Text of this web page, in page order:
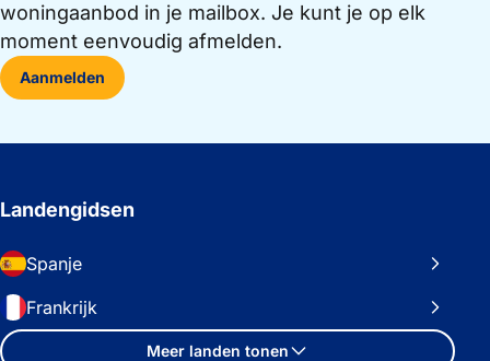
woningaanbod in je mailbox. Je kunt je op elk
moment eenvoudig afmelden.
Aanmelden
Landengidsen
Spanje
Frankrijk
Meer landen tonen